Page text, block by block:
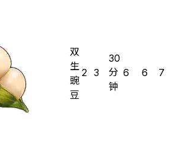
双
生
豌
豆
2 3
30
分
钟
6 6 7